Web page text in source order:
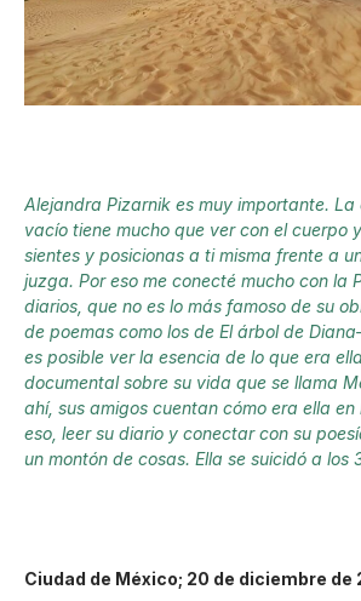
Alejandra Pizarnik es muy importante. La
vacío tiene mucho que ver con el cuerpo
sientes y posicionas a ti misma frente a
juzga. Por eso me conecté mucho con la
diarios, que no es lo más famoso de su
de poemas como los de El árbol de
es posible ver la esencia de lo que era
documental sobre su vida que se llama
ahí, sus amigos cuentan cómo era ella
eso, leer su diario y conectar con su
un montón de cosas. Ella se suicidó a los
Ciudad de México; 20 de diciembre de